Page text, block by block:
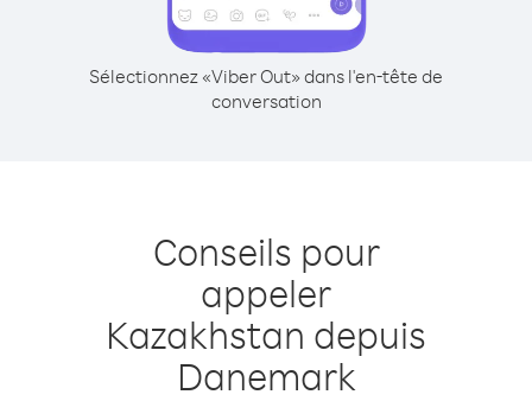
Sélectionnez «Viber Out» dans l'en-tête de
conversation
Conseils pour
appeler
Kazakhstan depuis
Danemark